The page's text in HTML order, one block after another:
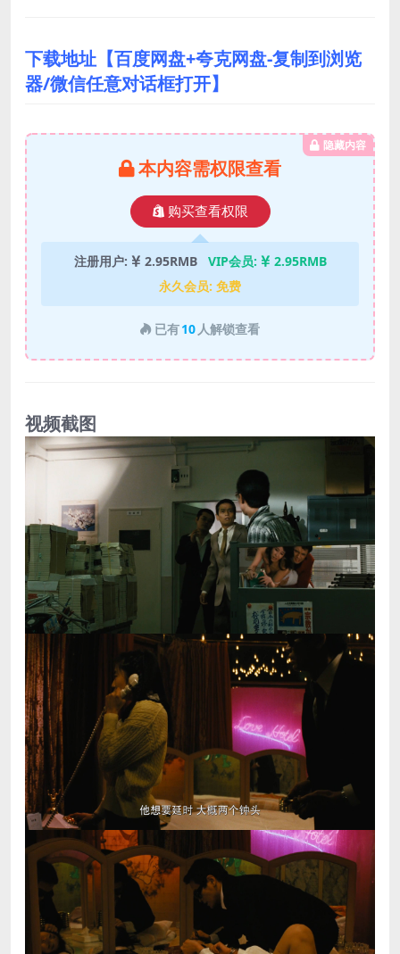
下载地址【百度网盘+夸克网盘-复制到浏览
器/微信任意对话框打开】
隐藏内容
本内容需权限查看
购买查看权限
注册用户: 2.95RMB VIP会员:
2.95RMB
永久会员: 免费
已有10 人解锁查看
视频截图